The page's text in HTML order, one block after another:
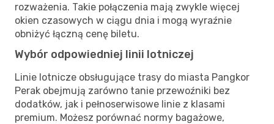
rozważenia. Takie połączenia mają zwykle więcej
okien czasowych w ciągu dnia i mogą wyraźnie
obniżyć łączną cenę biletu.
Wybór odpowiedniej linii lotniczej
Linie lotnicze obsługujące trasy do miasta Pangkor
Perak obejmują zarówno tanie przewoźniki bez
dodatków, jak i pełnoserwisowe linie z klasami
premium. Możesz porównać normy bagażowe,